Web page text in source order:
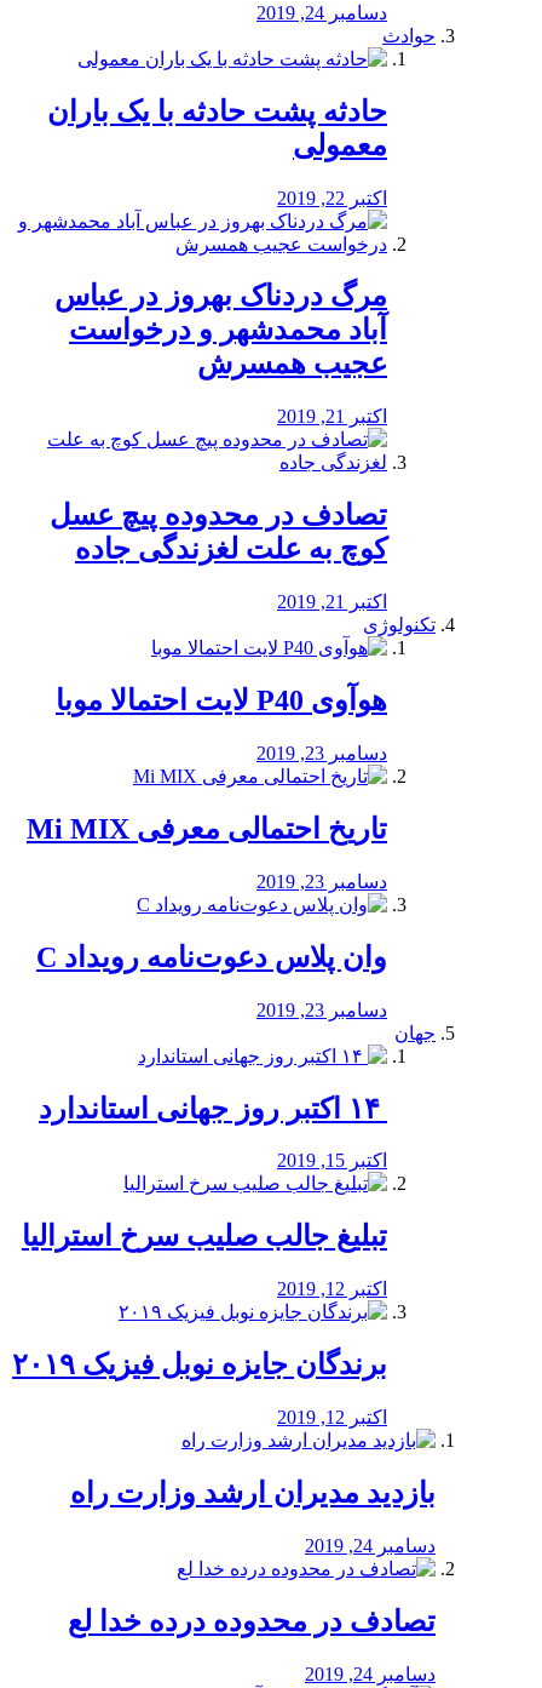
دسامبر 24, 2019
حوادث
️حادثه پشت حادثه با یک باران
معمولی
اکتبر 22, 2019
مرگ دردناک بهروز در عباس
آباد محمدشهر و درخواست
عجیب همسرش
اکتبر 21, 2019
تصادف در محدوده پیچ عسل
کوچ به علت لغزندگی جاده
اکتبر 21, 2019
تکنولوژی
هوآوی P40 لایت احتمالا موبا
دسامبر 23, 2019
تاریخ احتمالی معرفی Mi MIX
دسامبر 23, 2019
وان پلاس دعوت‌نامه رویداد C
دسامبر 23, 2019
جهان
اکتبر 15, 2019
تبلیغ جالب صلیب سرخ استرالیا
اکتبر 12, 2019
برندگان جایزه نوبل فیزیک ۲۰۱۹
اکتبر 12, 2019
بازدید مدیران ارشد وزارت راه
دسامبر 24, 2019
تصادف در محدوده درده خدا لع
دسامبر 24, 2019